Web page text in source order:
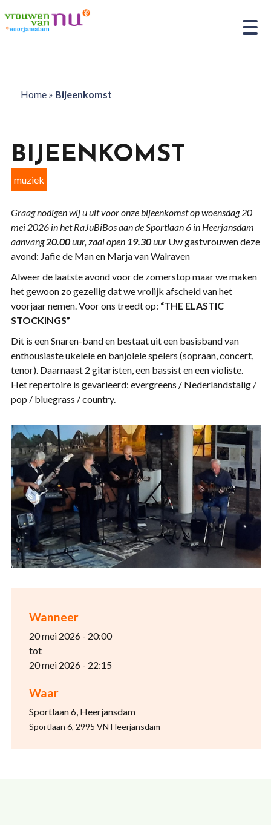
Home» Bijeenkomst
Wanneer
20 mei 2026 - 20:00
tot
20 mei 2026 - 22:15
Waar
Sportlaan 6, Heerjansdam
Sportlaan 6, 2995 VN Heerjansdam
BIJEENKOMST
muziek
Graag nodigen wij u uit voor onze bijeenkomst op woensdag 20
mei 2026 in het RaJuBiBos aan de Sportlaan 6 in Heerjansdam
aanvang20.00uur, zaal open 19.30uurUw gastvrouwen deze
avond: Jafie de Man en Marja van Walraven
Alweer de laatste avond voor de zomerstop maar we maken
het gewoon zo gezellig dat we vrolijk afscheid van het
voorjaar nemen. Voor ons treedt op: “THE ELASTIC
STOCKINGS”
Dit is een Snaren-band en bestaat uit een basisband van
enthousiaste ukelele en banjolele spelers (sopraan, concert,
tenor). Daarnaast 2 gitaristen, een bassist en een violiste.
Het repertoire is gevarieerd: evergreens / Nederlandstalig /
pop / bluegrass / country.